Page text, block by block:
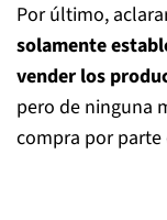
Por último,
solamente
vender los
pero de ninguna
compra por parte